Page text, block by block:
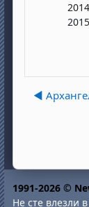
◀︎
1991-2026 ©
Не сте влезли